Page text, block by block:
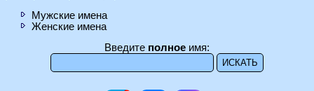
Мужские имена
Женские имена
Введите полное имя: